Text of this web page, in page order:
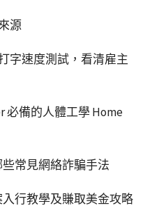
源
字速度測試，看清雇主
必備的人體工學 Home
常見網絡詐騙手法
行教學及賺取美金攻略